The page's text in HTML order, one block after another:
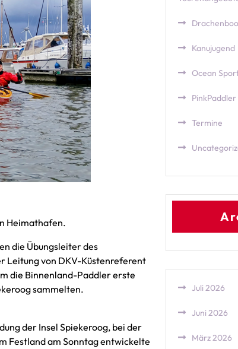
Heimathafen.
die Übungsleiter des
Leitung von DKV-Küstenreferent
die Binnenland-Paddler erste
sammelten.
der Insel Spiekeroog, bei der
Festland am Sonntag entwickelte
Kanujugend
Ocean
PinkPaddler
Termine
Juli 2026
Juni 2026
März 2026